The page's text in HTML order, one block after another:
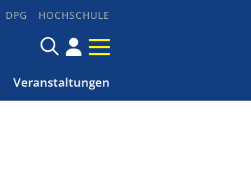
DPG HOCHSCHULE
Veranstaltungen